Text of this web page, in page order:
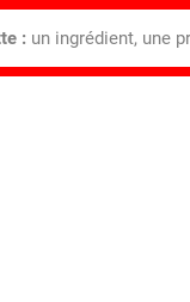
: un ingrédient, une